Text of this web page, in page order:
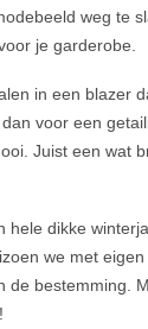
weg te
je garderobe.
in een blazer
voor een
Juist een wat
hele dikke
we met
de bestemming.